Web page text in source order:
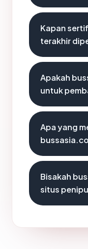
Kapan
terakhir
Apakah
untuk
Apa yang
Bisakah
situs